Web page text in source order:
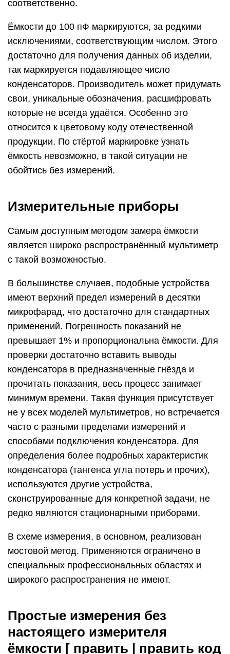
соответственно.
Ёмкости до 100 пФ маркируются, за редкими
исключениями, соответствующим числом. Этого
достаточно для получения данных об изделии,
так маркируется подавляющее число
конденсаторов. Производитель может придумать
свои, уникальные обозначения, расшифровать
которые не всегда удаётся. Особенно это
относится к цветовому коду отечественной
продукции. По стёртой маркировке узнать
ёмкость невозможно, в такой ситуации не
обойтись без измерений.
Измерительные приборы
Самым доступным методом замера ёмкости
является широко распространённый мультиметр
с такой возможностью.
В большинстве случаев, подобные устройства
имеют верхний предел измерений в десятки
микрофарад, что достаточно для стандартных
применений. Погрешность показаний не
превышает 1% и пропорциональна ёмкости. Для
проверки достаточно вставить выводы
конденсатора в предназначенные гнёзда и
прочитать показания, весь процесс занимает
минимум времени. Такая функция присутствует
не у всех моделей мультиметров, но встречается
часто с разными пределами измерений и
способами подключения конденсатора. Для
определения более подробных характеристик
конденсатора (тангенса угла потерь и прочих),
используются другие устройства,
сконструированные для конкретной задачи, не
редко являются стационарными приборами.
В схеме измерения, в основном, реализован
мостовой метод. Применяются ограничено в
специальных профессиональных областях и
широкого распространения не имеют.
Простые измерения без
настоящего измерителя
ёмкости [ править | править код